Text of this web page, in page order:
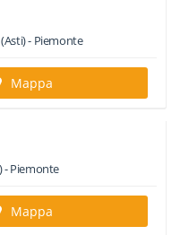
- Piemonte
Mappa
-Piemonte
Mappa